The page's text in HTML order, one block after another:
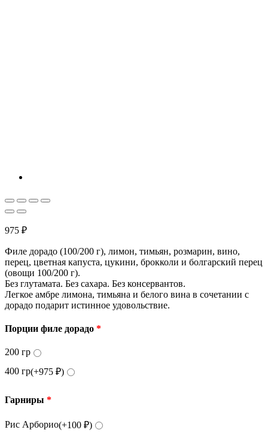
975 ₽
Филе дорадо (100/200 г), лимон, тимьян, розмарин, вино,
перец, цветная капуста, цукини, брокколи и болгарский перец
(овощи 100/200 г).
Без глутамата. Без сахара. Без консервантов.
Легкое амбре лимона, тимьяна и белого вина в сочетании с
дорадо подарит истинное удовольствие.
Порции филе дорадо *
200 гр
400 гр(+975 ₽)
Гарниры *
Рис Арборио(+100 ₽)